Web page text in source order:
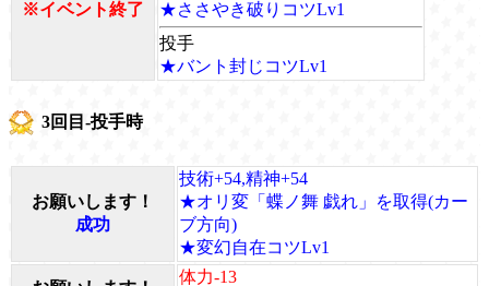
※イベント終了
★ささやき破りコツLv1
投手
★バント封じコツLv1
3回目-投手時
お願いします！
成功
技術+54,精神+54
★オリ変「蝶ノ舞 戯れ」を取得(カー
ブ方向)
★変幻自在コツLv1
体力-13